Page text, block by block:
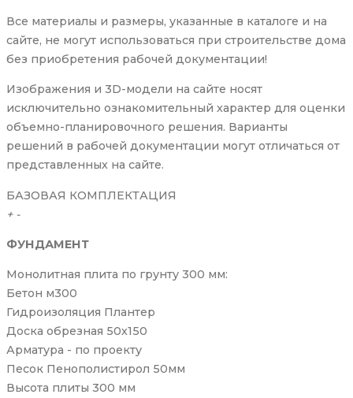
Все материалы и размеры, указанные в каталоге и на
сайте, не могут использоваться при строительстве дома
без приобретения рабочей документации!
Изображения и 3D-модели на сайте носят
исключительно ознакомительный характер для оценки
объемно-планировочного решения. Варианты
решений в рабочей документации могут отличаться от
представленных на сайте.
БАЗОВАЯ КОМПЛЕКТАЦИЯ
+ -
ФУНДАМЕНТ
Монолитная плита по грунту 300 мм:
Бетон м300
Гидроизоляция Плантер
Доска обрезная 50х150
Арматура - по проекту
Песок Пенополистирол 50мм
Высота плиты 300 мм